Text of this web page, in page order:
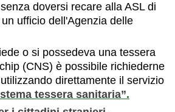
doversi recare alla ASL di
ufficio dell'Agenzia delle
o si possedeva una tessera
(CNS) è possibile richiederne
direttamente il servizio
tessera sanitaria”.